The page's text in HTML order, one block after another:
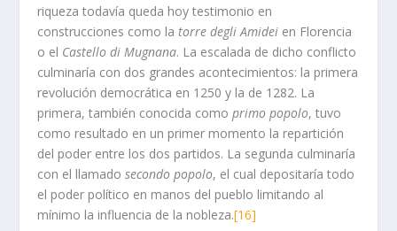
riqueza todavía queda hoy testimonio en
construcciones como latorre degli Amidei en Florencia
o el Castello di Mugnana. La escalada de dicho conflicto
culminaría con dos grandes acontecimientos: la primera
revolución democrática en 1250 y la de 1282. La
primera, también conocida comoprimo popolo, tuvo
como resultado en un primer momento la repartición
del poder entre los dos partidos. La segunda culminaría
con el llamadosecondo popolo, el cual depositaría todo
el poder político en manos del pueblo limitando al
mínimo la influencia de la nobleza.[16]